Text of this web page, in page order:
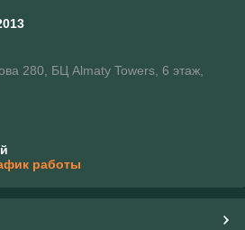
280, БЦ Almaty Towers, 6 этаж,
работы